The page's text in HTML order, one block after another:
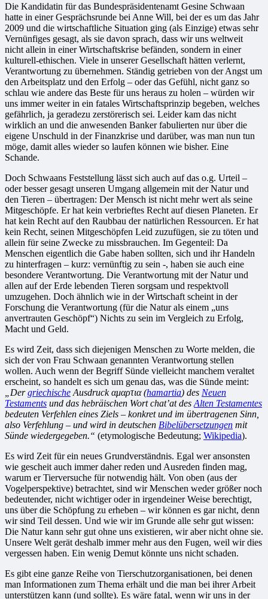
Die Kandidatin für das Bundespräsidentenamt Gesine Schwaan
hatte in einer Gesprächsrunde bei Anne Will, bei der es um das Jahr
2009 und die wirtschaftliche Situation ging (als Einzige) etwas sehr
Vernünfiges gesagt, als sie davon sprach, dass wir uns weltweit
nicht allein in einer Wirtschaftskrise befänden, sondern in einer
kulturell-ethischen. Viele in unserer Gesellschaft hätten verlernt,
Verantwortung zu übernehmen. Ständig getrieben von der Angst um
den Arbeitsplatz und den Erfolg – oder das Gefühl, nicht ganz so
schlau wie andere das Beste für uns heraus zu holen – würden wir
uns immer weiter in ein fatales Wirtschaftsprinzip begeben, welches
gefährlich, ja geradezu zerstörerisch sei. Leider kam das nicht
wirklich an und die anwesenden Banker fabulierten nur über die
eigene Unschuld in der Finanzkrise und darüber, was man nun tun
möge, damit alles wieder so laufen können wie bisher. Eine
Schande.
Doch Schwaans Feststellung lässt sich auch auf das o.g. Urteil –
oder besser gesagt unseren Umgang allgemein mit der Natur und
den Tieren – übertragen: Der Mensch ist nicht mehr wert als seine
Mitgeschöpfe. Er hat kein verbrieftes Recht auf diesen Planeten. Er
hat kein Recht auf den Raubbau der natürlichen Ressourcen. Er hat
kein Recht, seinen Mitgeschöpfen Leid zuzufügen, sie zu töten und
allein für seine Zwecke zu missbrauchen. Im Gegenteil: Da
Menschen eigentlich die Gabe haben sollten, sich und ihr Handeln
zu hinterfragen – kurz: vernünftig zu sein -, haben sie auch eine
besondere Verantwortung. Die Verantwortung mit der Natur und
allen auf der Erde lebenden Tieren sorgsam und respektvoll
umzugehen. Doch ähnlich wie in der Wirtschaft scheint in der
Forschung die Verantwortung (für die Natur als einem „uns
anvertrauten Geschöpf“) Nichts zu sein im Vergleich zu Erfolg,
Macht und Geld.
Es wird Zeit, dass sich diejenigen Menschen zu Worte melden, die
sich der von Frau Schwaan genannten Verantwortung stellen
wollen. Auch wenn der Begriff Sünde vielleicht manchem veraltet
erscheint, so handelt es sich um genau das, was die Sünde meint:
„Dergriechische Ausdruck αμαρτια (hamartia) des Neuen
Testaments und das hebräischen Wortchat’at des Alten Testamentes
bedeuten Verfehlen eines Ziels – konkret und im übertragenen Sinn,
also Verfehlung – und wird in deutschen Bibelübersetzungen mit
Sünde wiedergegeben.“ (etymologische Bedeutung; Wikipedia).
Es wird Zeit für ein neues Grundverständnis. Egal wer ansonsten
wie gescheit auch immer daher reden und Ausreden finden mag,
warum er Tierversuche für notwendig hält. Von oben (aus der
Vogelperspektive) betrachtet, sind wir Menschen weder größer noch
bedeutender, nicht wichtiger oder in irgendeiner Weise berechtigt,
uns über die Schöpfung zu erheben – wir können es gar nicht, denn
wir sind Teil dessen. Und wie wir im Grunde alle sehr gut wissen:
Die Natur kann sehr gut ohne uns existieren, wir aber nicht ohne sie.
Unsere Welt gerät deshalb immer mehr aus den Fugen, weil wir dies
vergessen haben. Ein wenig Demut könnte uns nicht schaden.
Es gibt eine ganze Reihe von Tierschutzorganisationen, bei denen
man Informationen zum Thema erhält und die man bei ihrer Arbeit
unterstützen kann (und sollte). Es wäre fatal, wenn wir uns in der